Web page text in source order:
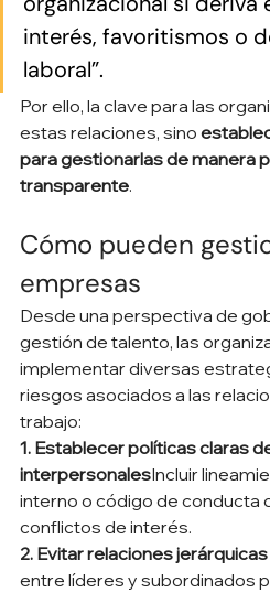
interés, favoritismos o
laboral”.
Por ello, la clave para las
estas relaciones, sino
para gestionarlas de manera
transparente.
Cómo pueden
empresas
Desde una perspectiva de
gestión de talento, las
implementar diversas
riesgos asociados a las
trabajo:
1. Establecer políticas claras
interpersonalesIncluir
interno o código de conducta
conflictos de interés.
2. Evitar relaciones
entre líderes y subordinados